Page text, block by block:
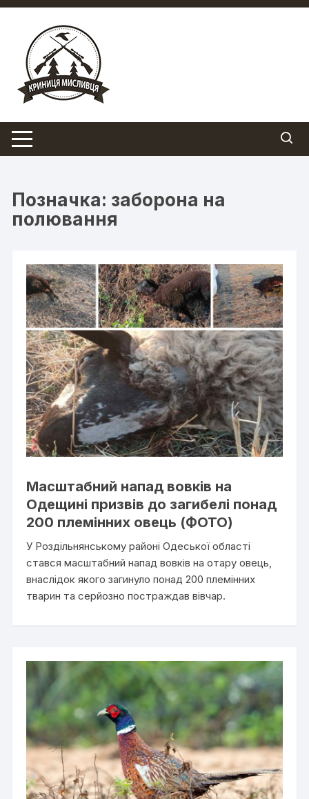
Перейти
вмісту
Позначка: заборона на
полювання
Масштабний напад вовків на
Одещині призвів до загибелі понад
200 племінних овець (ФОТО)
У Роздільнянському районі Одеської області
стався масштабний напад вовків на отару овець,
внаслідок якого загинуло понад 200 племінних
тварин та серйозно постраждав вівчар.